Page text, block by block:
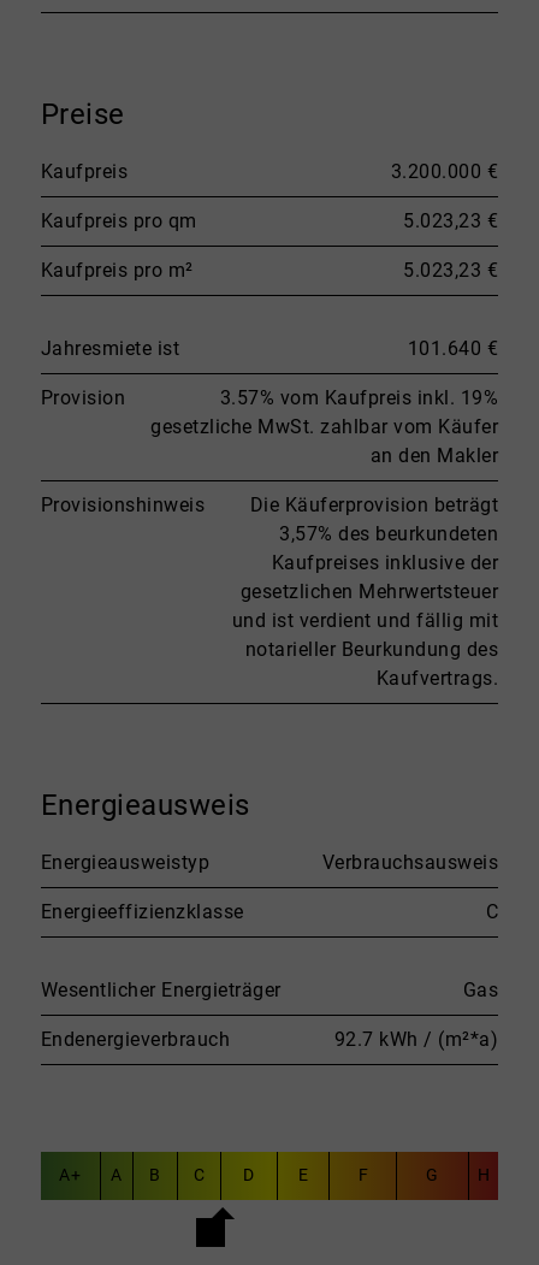
Preise
Kaufpreis 3.200.000 €
Kaufpreis pro qm 5.023,23 €
Kaufpreis pro m² 5.023,23 €
Jahresmiete ist 101.640 €
Provision
3.57% vom Kaufpreis inkl. 19%
gesetzliche MwSt. zahlbar vom Käufer
an den Makler
Provisionshinweis
Die Käuferprovision beträgt
3,57% des beurkundeten
Kaufpreises inklusive der
gesetzlichen Mehrwertsteuer
und ist verdient und fällig mit
notarieller Beurkundung des
Kaufvertrags.
Energieausweis
Energieausweistyp Verbrauchsausweis
Energieeffizienzklasse C
Wesentlicher Energieträger Gas
Endenergieverbrauch 92.7 kWh / (m²*a)
A+ A B C D E F G H